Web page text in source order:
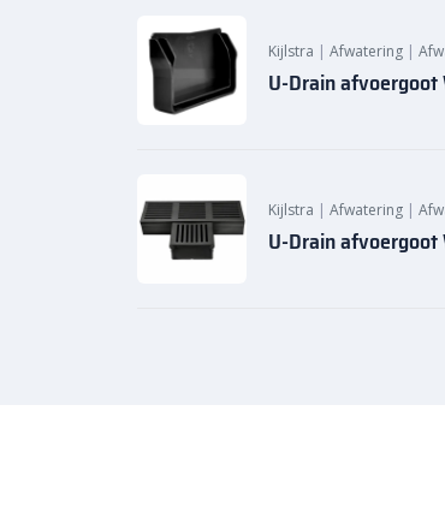
Kijlstra | Afwatering |
U-Drain
Kijlstra | Afwatering |
U-Drain